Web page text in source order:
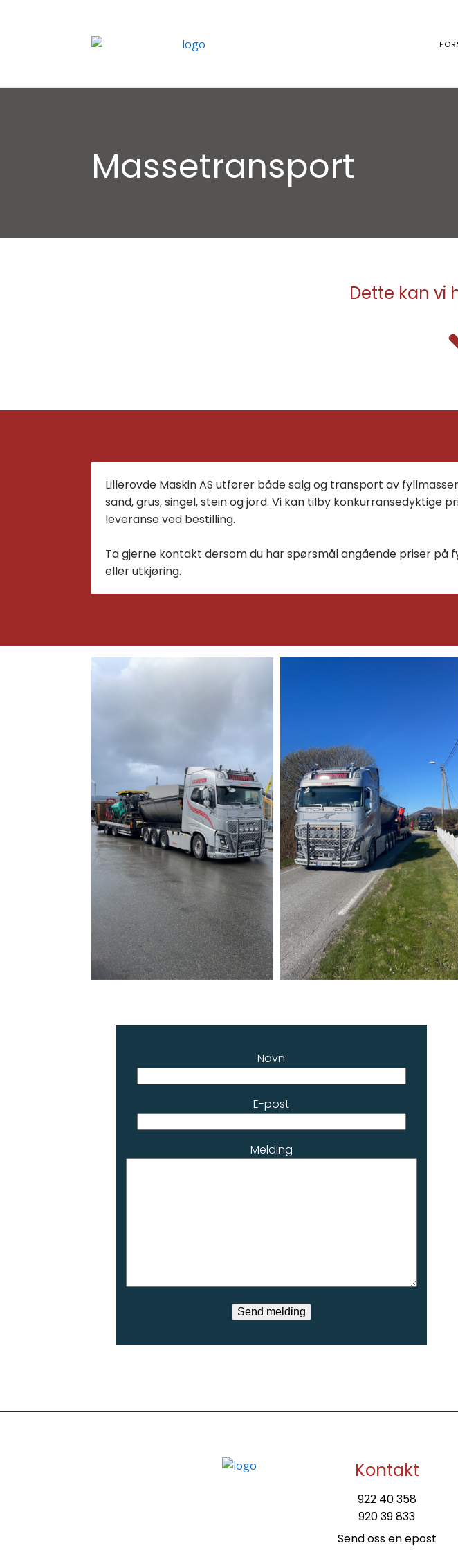
Massetransport
Dette kan vi
Lillerovde Maskin AS utfører både salg og transport av
sand, grus, singel, stein og jord. Vi kan tilby konkurransedyktige
leveranse ved bestilling.
Ta gjerne kontakt dersom du har spørsmål angående priser på
eller utkjøring.
Navn
E-post
Melding
Kontakt
922 40 358
920 39 833
Send oss en epost